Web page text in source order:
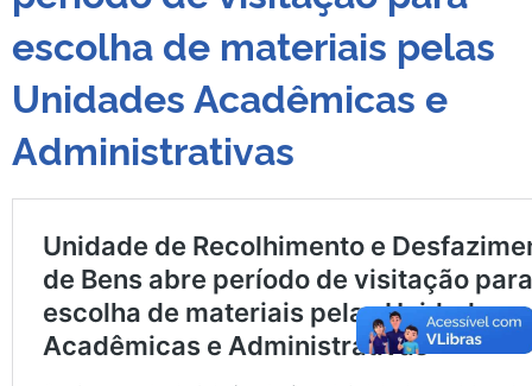
escolha de materiais pelas
Unidades Acadêmicas e
Administrativas